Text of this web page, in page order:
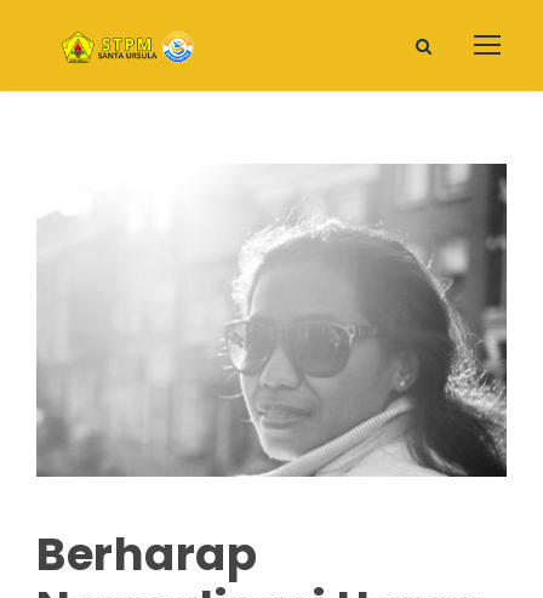
Berharap